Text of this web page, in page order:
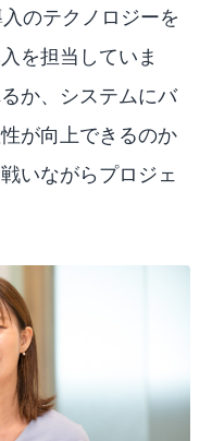
のテクノロジーを
を担当していま
か、システムにバ
が向上できるのか
いながらプロジェ